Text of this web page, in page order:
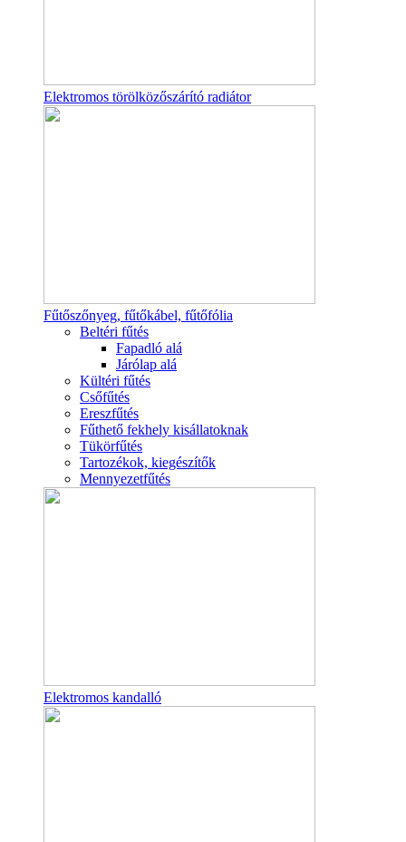
Elektromos törölközőszárító radiátor
Fűtőszőnyeg, fűtőkábel, fűtőfólia
Beltéri fűtés
Fapadló alá
Járólap alá
Kültéri fűtés
Csőfűtés
Ereszfűtés
Fűthető fekhely kisállatoknak
Tükörfűtés
Tartozékok, kiegészítők
Mennyezetfűtés
Elektromos kandalló